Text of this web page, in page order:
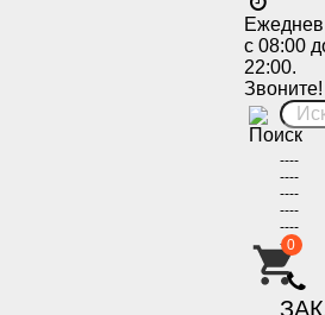
с 08:00
22:00.
Звоните!
----
----
----
----
----
----
0